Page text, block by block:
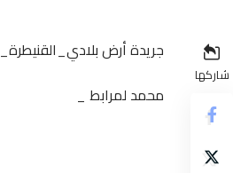
شاركها
جريدة أرض بلادي_القنيطرة_
محمد لمرابط _